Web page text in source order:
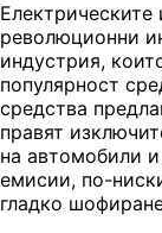
революционни
индустрия,
популярност
средства
правят
на автомобили
емисии, по-
гладко